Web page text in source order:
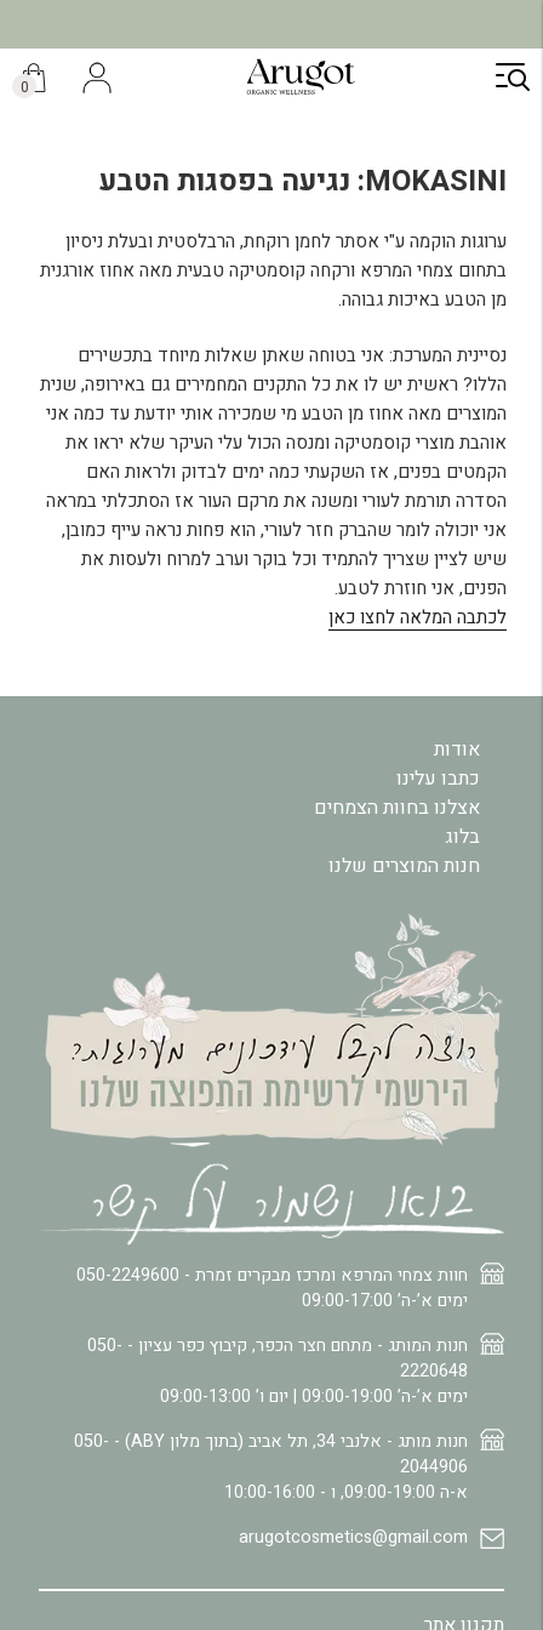
דילוג
לתוכן
0
MOKASINI: נגיעה בפסגות הטבע
ערוגות הוקמה ע"י אסתר לחמן רוקחת, הרבלסטית ובעלת ניסיון
בתחום צמחי המרפא ורקחה קוסמטיקה טבעית מאה אחוז אורגנית
מן הטבע באיכות גבוהה.
נסיינית המערכת: אני בטוחה שאתן שאלות מיוחד בתכשירים
הללו? ראשית יש לו את כל התקנים המחמירים גם באירופה, שנית
המוצרים מאה אחוז מן הטבע מי שמכירה אותי יודעת עד כמה אני
אוהבת מוצרי קוסמטיקה ומנסה הכול עלי העיקר שלא יראו את
הקמטים בפנים, אז השקעתי כמה ימים לבדוק ולראות האם
הסדרה תורמת לעורי ומשנה את מרקם העור אז הסתכלתי במראה
אני יוכולה לומר שהברק חזר לעורי, הוא פחות נראה עייף כמובן,
שיש לציין שצריך להתמיד וכל בוקר וערב למרוח ולעסות את
הפנים, אני חוזרת לטבע.
לכתבה המלאה לחצו כאן
חוות צמחי המרפא ומרכז מבקרים זמרת - 050-2249600
ימים א’-ה’ 09:00-17:00
חנות המותג - מתחם חצר הכפר, קיבוץ כפר עציון - 050-
2220648
ימים א’-ה’ 09:00-19:00 | יום ו’ 09:00-13:00
חנות מותג - אלנבי 34, תל אביב (בתוך מלון ABY) -
050-
2044906
א-ה 09:00-19:00, ו - 10:00-16:00
arugotcosmetics@gmail.com
אודות
כתבו עלינו
אצלנו בחוות הצמחים
בלוג
חנות המוצרים שלנו